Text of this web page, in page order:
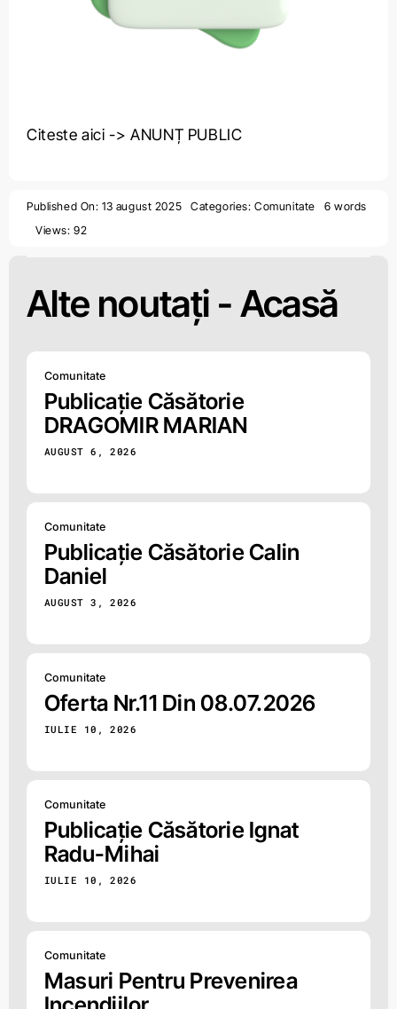
Citeste aici -> ANUNȚ PUBLIC
Published On: 13 august 2025 Categories:Comunitate
6 words
Views: 92
Alte noutați - Acasă
Comunitate
Publicație Căsătorie
DRAGOMIR MARIAN
AUGUST 6, 2026
Comunitate
Publicație Căsătorie Calin
Daniel
AUGUST 3, 2026
Comunitate
Oferta Nr.11 Din 08.07.2026
IULIE 10, 2026
Comunitate
Publicație Căsătorie Ignat
Radu-Mihai
IULIE 10, 2026
Comunitate
Masuri Pentru Prevenirea